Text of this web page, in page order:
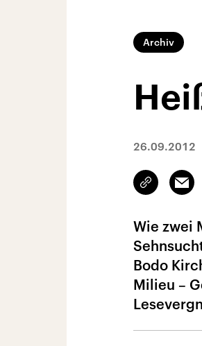
Archiv
26.09.2012
Link
kopieren/
Email
Wie zwei
Bodo
Milieu –